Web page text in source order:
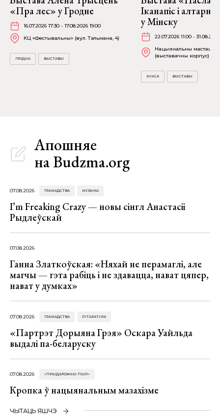
«Пра лес» у Гродне
16.07.2026 17:30 - 17.08.2026 19:00
КЦ «Фестывальны» (вул. Тэльмана, 4)
ГРОДНА ВЫСТАВЫ
Іканапіс і
у Мінску
22.07.2026 11:00 -
Нацыянальны мастацкі
(выставачны корпус) (К.
МІНСК ВЫСТАВЫ
Апошняе
на Budzma.org
07.08.2026 ГРАМАДСТВА МУЗЫКА
I’m Freaking Crazy — новы сінгл Анастасіі
Рыдлеўскай
07.08.2026
Ганна Златкоўская: «Няхай не перамаглі, але
магчы — гэта рабіць і не здавацца, нават цяпер,
нават у думках»
07.08.2026 ГРАМАДСТВА ЛІТАРАТУРА
«Партрэт Дорыяна Грэя» Оскара Уайльда
выдалі па-беларуску
07.08.2026 «ПРЫДАРОЖНЫ ПЫЛ»
Кропка ў нацыянальным мазахізме
ЧЫТАЦЬ ЯШЧЭ